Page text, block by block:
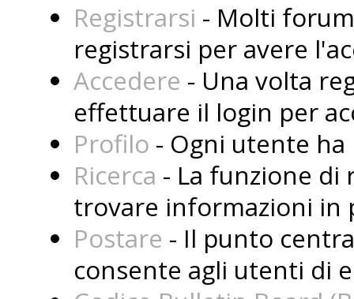
Registrarsi - Molti
registrarsi per avere
Accedere - Una volta
effettuare il login per
Profilo - Ogni utente
Ricerca - La funzione
trovare informazioni in
Postare - Il punto
consente agli utenti di